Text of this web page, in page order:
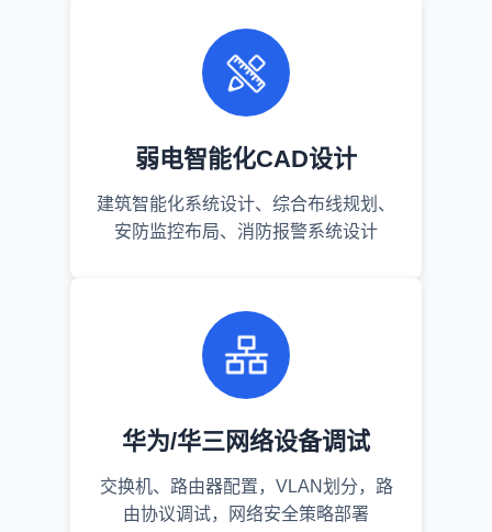
弱电智能化CAD设计
建筑智能化系统设计、综合布线规划、
安防监控布局、消防报警系统设计
华为/华三网络设备调试
交换机、路由器配置，VLAN划分，路
由协议调试，网络安全策略部署